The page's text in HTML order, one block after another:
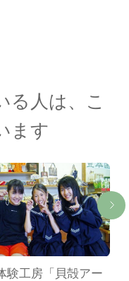
る人は、こ
ます
験工房「貝殻アー